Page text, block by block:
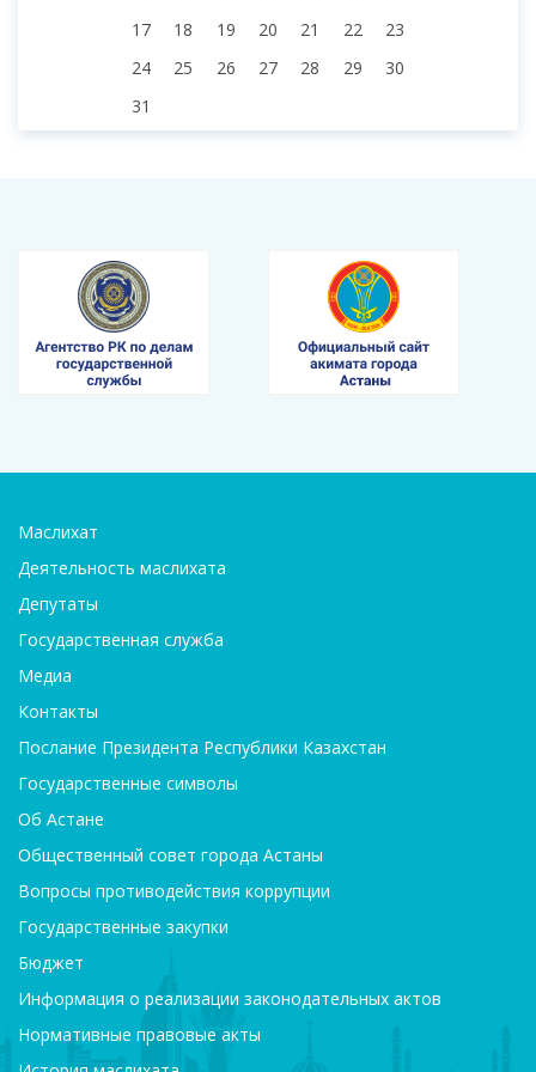
17
18 19 20 21 22
23
24
25 26 27 28 29
30
31
Маслихат
Деятельность маслихата
Депутаты
Государственная служба
Медиа
Контакты
Послание Президента Республики Казахстан
Государственные символы
Об Астане
Общественный совет города Астаны
Вопросы противодействия коррупции
Государственные закупки
Бюджет
Информация о реализации законодательных актов
Нормативные правовые акты